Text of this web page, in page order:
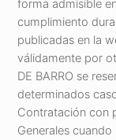
forma admisible
cumplimiento
publicadas en la
válidamente por
DE BARRO se
determinados
Contratación con
Generales